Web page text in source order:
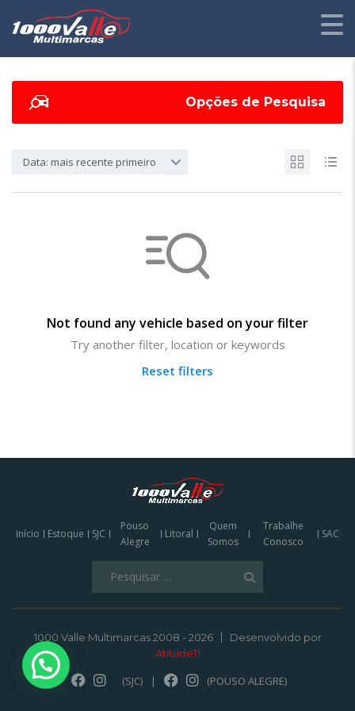
Opções de Pesquisa
Data: mais recente primeiro
Not found any vehicle based on your filter
Try another filter, location or keywords
Reset filters
Início Estoque SJC
Pouso
Alegre
Litoral
Quem
Somos
Trabalhe
Conosco
SAC
1000 Valle Multimarcas 2008 - 2026
Desenvolvido por
AtitudeTI
(SJC) | (POUSO ALEGRE)